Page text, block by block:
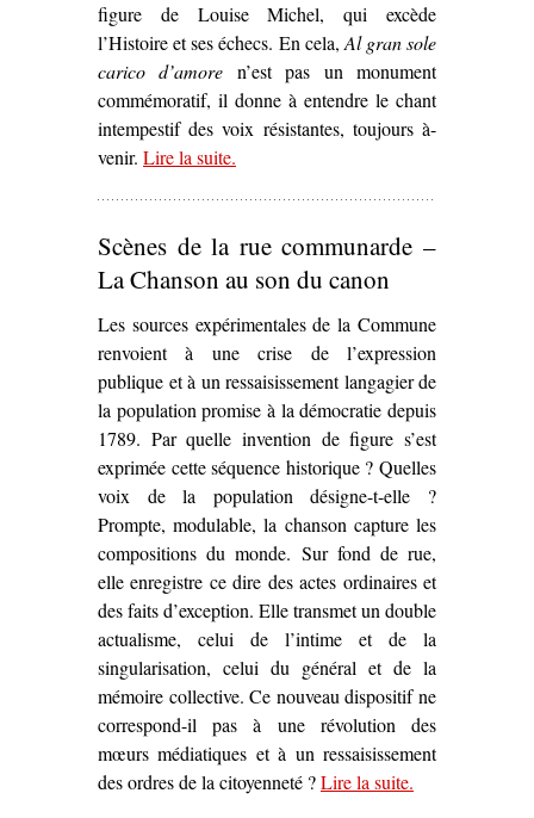
figure de Louise Michel, qui excède
l’Histoire et ses échecs. En cela,Al gran sole
carico d’amore n’est pas un monument
commémoratif, il donne à entendre le chant
intempestif des voix résistantes, toujours à-
venir. Lire la suite– ‘L’À-venir de la Commune dans
.
Scènes de la rue communarde –
La Chanson au son du canon
Les sources expérimentales de la Commune
renvoient à une crise de l’expression
publique et à un ressaisissement langagier de
la population promise à la démocratie depuis
1789. Par quelle invention de figure s’est
exprimée cette séquence historique ? Quelles
voix de la population désigne-t-elle ?
Prompte, modulable, la chanson capture les
compositions du monde. Sur fond de rue,
elle enregistre ce dire des actes ordinaires et
des faits d’exception. Elle transmet un double
actualisme, celui de l’intime et de la
singularisation, celui du général et de la
mémoire collective. Ce nouveau dispositif ne
correspond-il pas à une révolution des
mœurs médiatiques et à un ressaisissement
des ordres de la citoyenneté ?Lire la suite– ‘Scènes de la
.